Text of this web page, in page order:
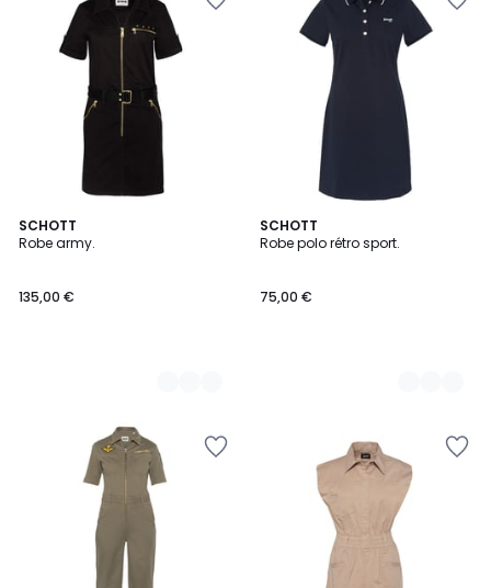
SCHOTT
Robe army.
135,00 €
3
Couleurs
SCHOTT
Robe polo rétro sport.
75,00 €
3
Couleurs